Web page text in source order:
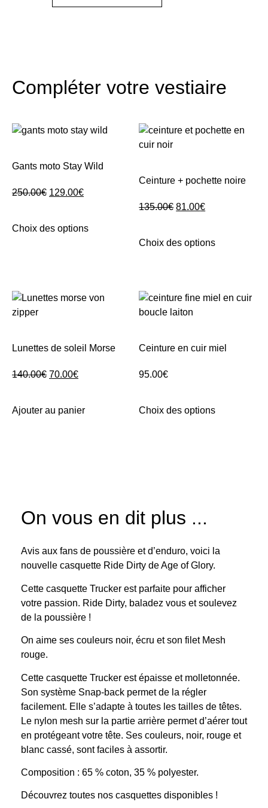
Compléter votre vestiaire
Gants moto Stay Wild
250.00€ 129.00€
Choix des options
Ceinture + pochette noire
135.00€ 81.00€
Choix des options
Lunettes de soleil Morse
140.00€ 70.00€
Ajouter au panier
Ceinture en cuir miel
95.00€
Choix des options
On vous en dit plus ...
Avis aux fans de poussière et d’enduro, voici la
nouvelle casquette Ride Dirty de Age of Glory.
Cette casquette Trucker est parfaite pour afficher
votre passion. Ride Dirty, baladez vous et soulevez
de la poussière !
On aime ses couleurs noir, écru et son filet Mesh
rouge.
Cette casquette Trucker est épaisse et molletonnée.
Son système Snap-back permet de la régler
facilement. Elle s’adapte à toutes les tailles de têtes.
Le nylon mesh sur la partie arrière permet d’aérer tout
en protégeant votre tête. Ses couleurs, noir, rouge et
blanc cassé, sont faciles à assortir.
Composition : 65 % coton, 35 % polyester.
Découvrez toutes nos casquettes disponibles !